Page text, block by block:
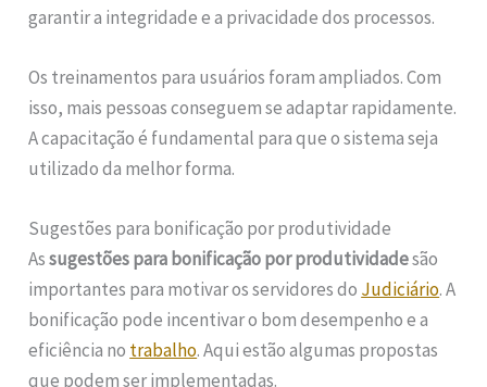
garantir a integridade e a privacidade dos processos.
Os treinamentos para usuários foram ampliados. Com
isso, mais pessoas conseguem se adaptar rapidamente.
A capacitação é fundamental para que o sistema seja
utilizado da melhor forma.
Sugestões para bonificação por produtividade
Assugestões para bonificação por produtividadesão
importantes para motivar os servidores do Judiciário. A
bonificação pode incentivar o bom desempenho e a
eficiência no trabalho. Aqui estão algumas propostas
que podem ser implementadas.